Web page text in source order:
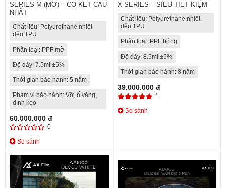
SERIES M (MỜ) – CÓ KẾT CẤU
NHẤT
Chất liệu: Polyurethane nhiệt
dẻo TPU
Phân loại: PPF mờ
Độ dày: 7.5mil±5%
Thời gian bảo hành: 5 năm
Phạm vi bảo hành: Vỡ, ố vàng,
dính keo
60.000.000 đ
0
So sánh
X SERIES – SIÊU TIẾT KIỆM
Chất liệu: Polyurethane nhiệt
dẻo TPU
Phân loại: PPF bóng
Độ dày: 8.5mil±5%
Thời gian bảo hành: 8 năm
39.000.000 đ
1
So sánh